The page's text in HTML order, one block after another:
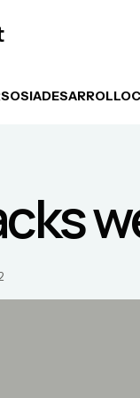
IADESARROLLO